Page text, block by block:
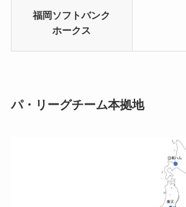
福岡ソフトバンク
ホークス
パ・リーグチーム本拠地